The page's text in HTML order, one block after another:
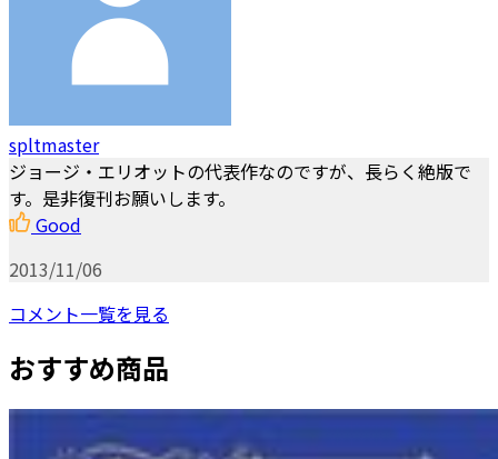
spltmaster
ジョージ・エリオットの代表作なのですが、長らく絶版で
す。是非復刊お願いします。
Good
2013/11/06
コメント一覧を見る
おすすめ商品